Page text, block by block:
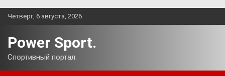
Перейти
Четверг, 6 августа, 2026
Power Sport.
Спортивный портал.